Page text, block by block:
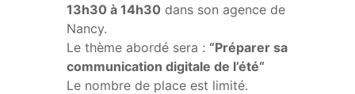
13h30 à 14h30 dans son agence de
Nancy.
Le thème abordé sera : “Préparer sa
communication digitale de l’été“
Le nombre de place est limité.